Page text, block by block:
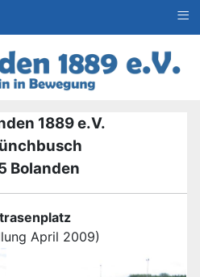
1889 e.V.
Bolanden
April 2009)
≡